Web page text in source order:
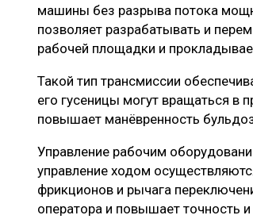
машины без разрыва потока
позволяет разрабатывать и
рабочей площадки и
Такой тип трансмиссии
его гусеницы могут вращаться в
повышает манёвренность
Управление рабочим
управление ходом
фрикционов и рычага
оператора и повышает точность